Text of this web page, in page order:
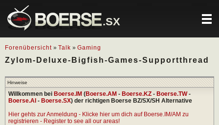
.SX
Forenübersicht » Talk » Gaming
Zylom-Deluxe-Bigfish-Games-Supportthread
Hinweise
Willkommen bei Boerse.IM (Boerse.AM - Boerse.KZ - Boerse.TW-
Boerse.AI - Boerse.SX) der richtigen Boerse BZ/SX/SH Alternative
Hier gehts zur Anmeldung - Klicke hier um dich auf Boerse.IM/AM zu
registrieren - Register to see all our areas!